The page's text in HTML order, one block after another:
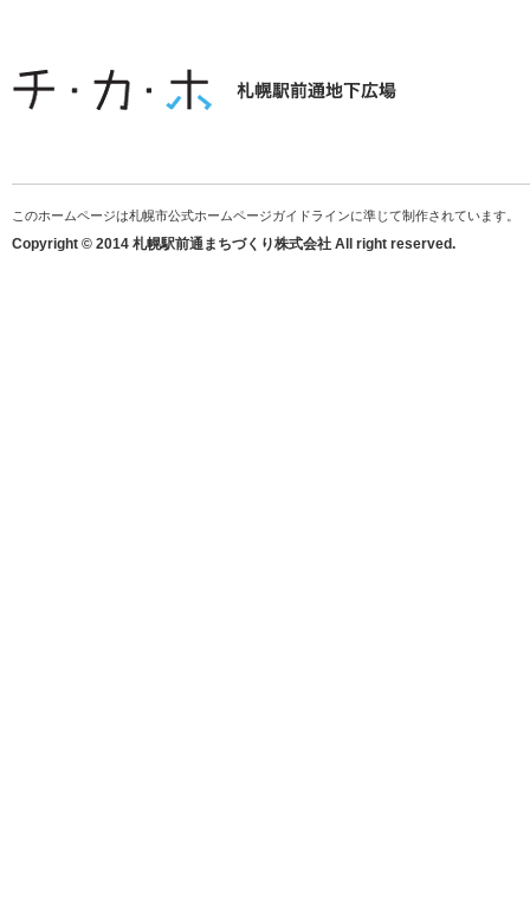
このホームページは札幌市公式ホームページガイドラインに準じて制作されています。
Copyright © 2014 札幌駅前通まちづくり株式会社 All right reserved.